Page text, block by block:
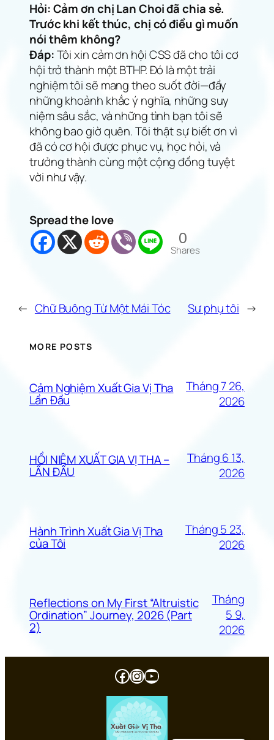
Hỏi: Cảm ơn chị Lan Choi đã chia sẻ.
Trước khi kết thúc, chị có điều gì muốn
nói thêm không?
Đáp:Tôi xin cảm ơn hội CSS đã cho tôi cơ
hội trở thành một BTHP. Đó là một trải
nghiệm tôi sẽ mang theo suốt đời—đầy
những khoảnh khắc ý nghĩa, những suy
niệm sâu sắc, và những tình bạn tôi sẽ
không bao giờ quên. Tôi thật sự biết ơn vì
đã có cơ hội được phục vụ, học hỏi, và
trưởng thành cùng một cộng đồng tuyệt
vời như vậy.
Spread the love
0
Shares
← Chữ Buông Từ Một Mái Tóc Sư phụ tôi →
MORE POSTS
Cảm Nghiệm Xuất Gia Vị Tha
Lần Đầu
Tháng 7 26,
2026
HỒI NIỆM XUẤT GIA VỊ THA –
LẦN ĐẦU
Tháng 6 13,
2026
Hành Trình Xuất Gia Vị Tha
của Tôi
Tháng 5 23,
2026
Reflections on My First “Altruistic
Ordination” Journey, 2026 (Part
2)
Tháng
5 9,
2026
Facebook
Instagram
Youtube